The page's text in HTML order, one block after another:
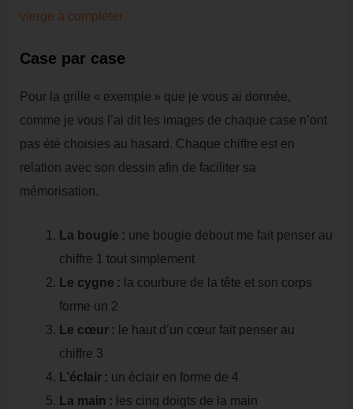
vierge à compléter
Case par case
Pour la grille « exemple » que je vous ai donnée,
comme je vous l’ai dit les images de chaque case n’ont
pas été choisies au hasard. Chaque chiffre est en
relation avec son dessin afin de faciliter sa
mémorisation.
La bougie : une bougie debout me fait penser au
chiffre 1 tout simplement
Le cygne : la courbure de la tête et son corps
forme un 2
Le cœur : le haut d’un cœur fait penser au
chiffre 3
L’éclair : un éclair en forme de 4
La main : les cinq doigts de la main